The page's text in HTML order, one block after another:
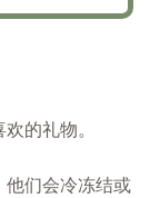
的礼物。
他们会冷冻结或